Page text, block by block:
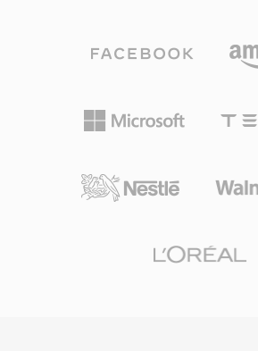
phát — những người yêu âm
quả lưu trữ mà không thỏa hiệp
nén trên Windows và định dạng
hành, trình chỉnh sửa âm thanh
media hiện có. Tệp WAV chất
quy trình chuyên nghiệp thường
WAV tiêu chuẩn không áp dụng